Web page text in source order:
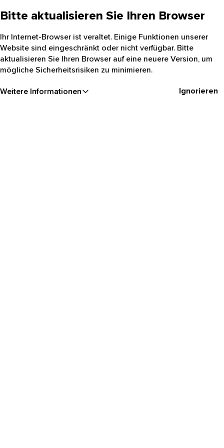
Bitte aktualisieren Sie Ihren Browser
Ihr Internet-Browser ist veraltet. Einige Funktionen unserer
Website sind eingeschränkt oder nicht verfügbar. Bitte
aktualisieren Sie Ihren Browser auf eine neuere Version, um
mögliche Sicherheitsrisiken zu minimieren.
Weitere Informationen Ignorieren